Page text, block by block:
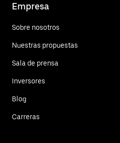
Empresa
Sobre nosotros
Nuestras propuestas
Sala de prensa
Inversores
Blog
Carreras